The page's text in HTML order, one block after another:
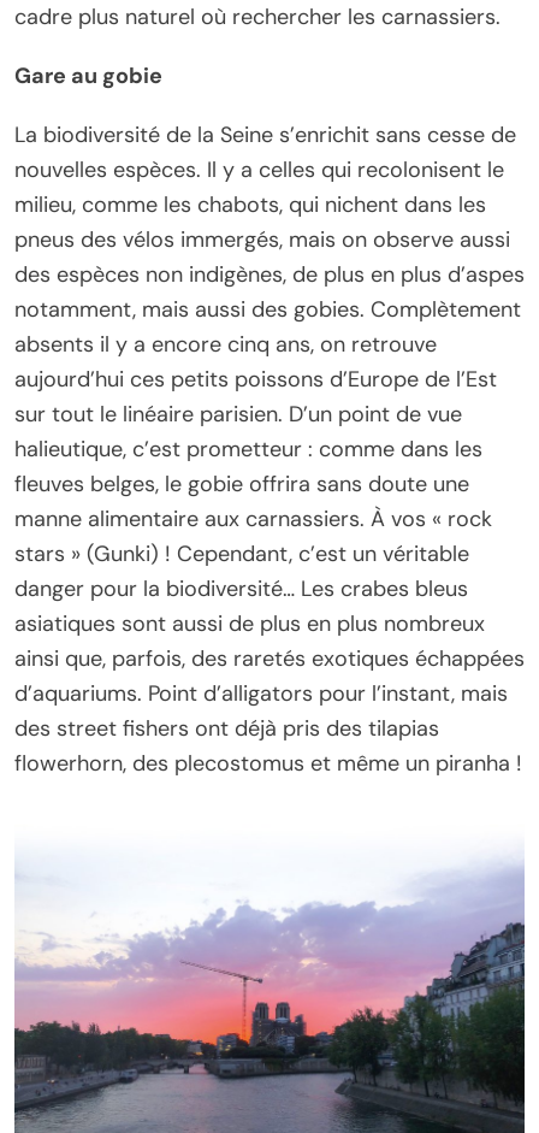
cadre plus naturel où rechercher les carnassiers.
Gare au gobie
La biodiversité de la Seine s’enrichit sans cesse de
nouvelles espèces. Il y a celles qui recolonisent le
milieu, comme les chabots, qui nichent dans les
pneus des vélos immergés, mais on observe aussi
des espèces non indigènes, de plus en plus d’aspes
notamment, mais aussi des gobies. Complètement
absents il y a encore cinq ans, on retrouve
aujourd’hui ces petits poissons d’Europe de l’Est
sur tout le linéaire parisien. D’un point de vue
halieutique, c’est prometteur : comme dans les
fleuves belges, le gobie offrira sans doute une
manne alimentaire aux carnassiers. À vos « rock
stars » (Gunki) ! Cependant, c’est un véritable
danger pour la biodiversité… Les crabes bleus
asiatiques sont aussi de plus en plus nombreux
ainsi que, parfois, des raretés exotiques échappées
d’aquariums. Point d’alligators pour l’instant, mais
des street fishers ont déjà pris des tilapias
flowerhorn, des plecostomus et même un piranha !